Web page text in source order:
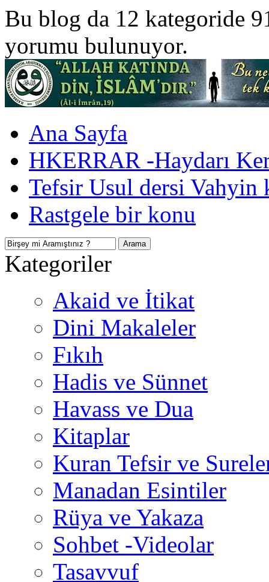
Bu blog da 12 kategoride
yorumu bulunuyor.
Ana Sayfa
HKERRAR -Haydarı
Tefsir Usul dersi Vahyin
Rastgele bir konu
Kategoriler
Akaid ve İtikat
Dini Makaleler
Fıkıh
Hadis ve Sünnet
Havass ve Dua
Kitaplar
Kuran Tefsir ve
Manadan Esintiler
Rüya ve Yakaza
Sohbet -Videolar
Tasavvuf